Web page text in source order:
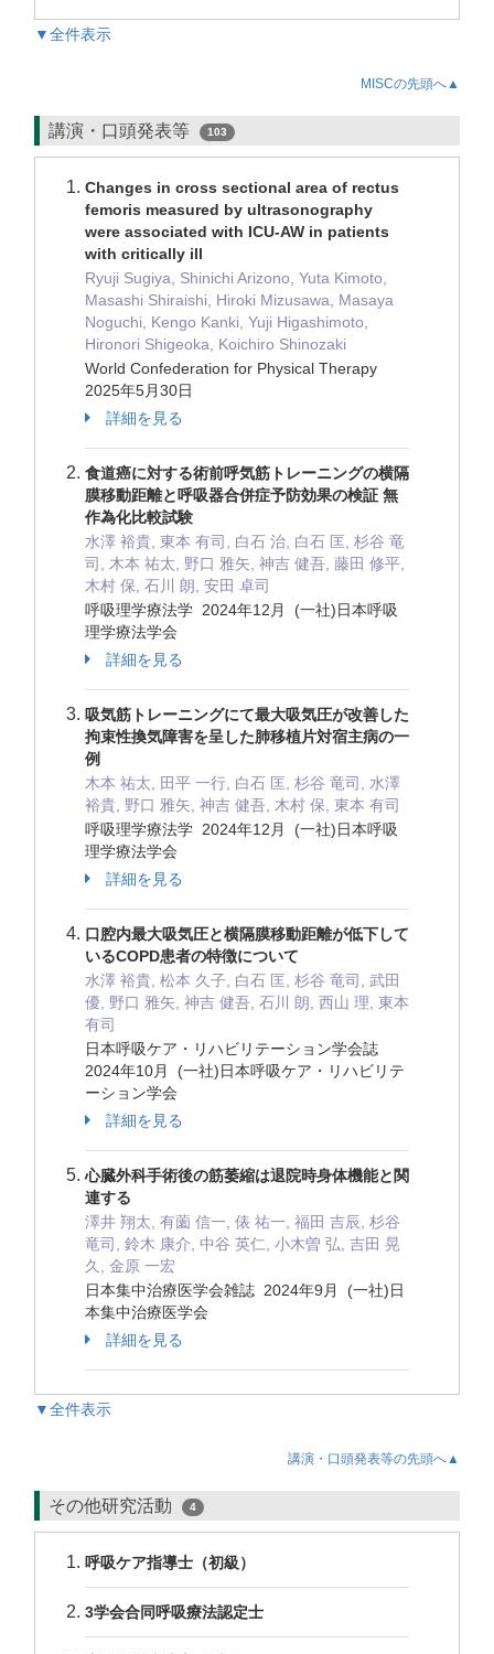
▼全件表示
MISCの先頭へ▲
講演・口頭発表等 103
Changes in cross sectional area of rectus
femoris measured by ultrasonography
were associated with ICU-AW in patients
with critically ill
Ryuji Sugiya, Shinichi Arizono, Yuta Kimoto,
Masashi Shiraishi, Hiroki Mizusawa, Masaya
Noguchi, Kengo Kanki, Yuji Higashimoto,
Hironori Shigeoka, Koichiro Shinozaki
World Confederation for Physical Therapy
2025年5月30日
詳細を見る
食道癌に対する術前呼気筋トレーニングの横隔
膜移動距離と呼吸器合併症予防効果の検証 無
作為化比較試験
水澤 裕貴, 東本 有司, 白石 治, 白石 匡, 杉谷 竜
司, 木本 祐太, 野口 雅矢, 神吉 健吾, 藤田 修平,
木村 保, 石川 朗, 安田 卓司
呼吸理学療法学 2024年12月 (一社)日本呼吸
理学療法学会
詳細を見る
吸気筋トレーニングにて最大吸気圧が改善した
拘束性換気障害を呈した肺移植片対宿主病の一
例
木本 祐太, 田平 一行, 白石 匡, 杉谷 竜司, 水澤
裕貴, 野口 雅矢, 神吉 健吾, 木村 保, 東本 有司
呼吸理学療法学 2024年12月 (一社)日本呼吸
理学療法学会
詳細を見る
口腔内最大吸気圧と横隔膜移動距離が低下して
いるCOPD患者の特徴について
水澤 裕貴, 松本 久子, 白石 匡, 杉谷 竜司, 武田
優, 野口 雅矢, 神吉 健吾, 石川 朗, 西山 理, 東本
有司
日本呼吸ケア・リハビリテーション学会誌
2024年10月 (一社)日本呼吸ケア・リハビリテ
ーション学会
詳細を見る
心臓外科手術後の筋萎縮は退院時身体機能と関
連する
澤井 翔太, 有薗 信一, 俵 祐一, 福田 吉辰, 杉谷
竜司, 鈴木 康介, 中谷 英仁, 小木曽 弘, 吉田 晃
久, 金原 一宏
日本集中治療医学会雑誌 2024年9月 (一社)日
本集中治療医学会
詳細を見る
▼全件表示
講演・口頭発表等の先頭へ▲
その他研究活動 4
呼吸ケア指導士（初級）
3学会合同呼吸療法認定士